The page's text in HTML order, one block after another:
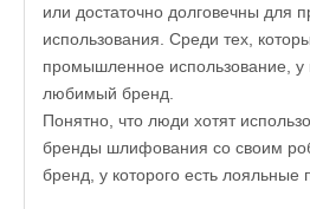
или достаточно долговечны для
использования. Среди тех,
промышленное использование, у
любимый бренд.
Понятно, что люди хотят
бренды шлифования со своим
бренд, у которого есть лояльные